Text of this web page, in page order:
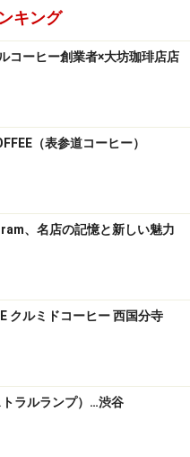
キング
コーヒー創業者×大坊珈琲店店
（表参道コーヒー）
、名店の記憶と新しい魅力
クルミドコーヒー 西国分寺
ラルランプ）…渋谷